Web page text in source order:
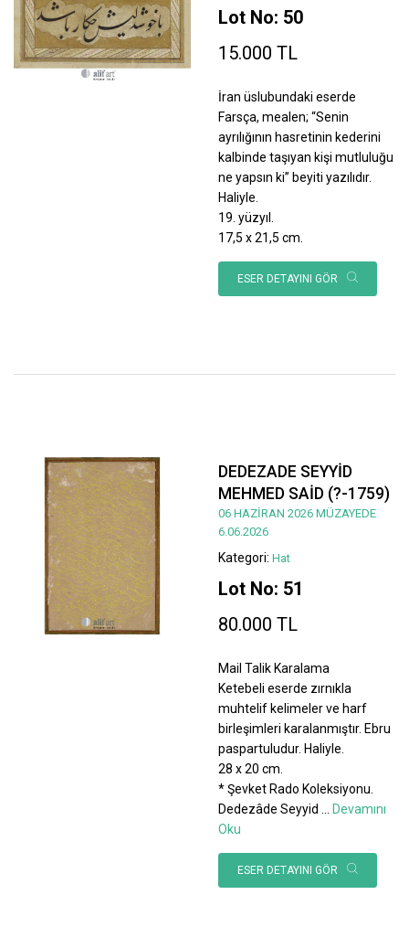
Lot No: 50
15.000 TL
İran üslubundaki eserde
Farsça, mealen; “Senin
ayrılığının hasretinin kederini
kalbinde taşıyan kişi mutluluğu
ne yapsın ki” beyiti yazılıdır.
Haliyle.
19. yüzyıl.
17,5 x 21,5 cm.
ESER DETAYINI GÖR
DEDEZADE SEYYİD
MEHMED SAİD (?-1759)
06 HAZİRAN 2026 MÜZAYEDE
6.06.2026
Kategori: Hat
Lot No: 51
80.000 TL
Mail Talik Karalama
Ketebeli eserde zırnıkla
muhtelif kelimeler ve harf
birleşimleri karalanmıştır. Ebru
paspartuludur. Haliyle.
28 x 20 cm.
* Şevket Rado Koleksiyonu.
Dedezâde Seyyid
Devamını
Oku
ESER DETAYINI GÖR